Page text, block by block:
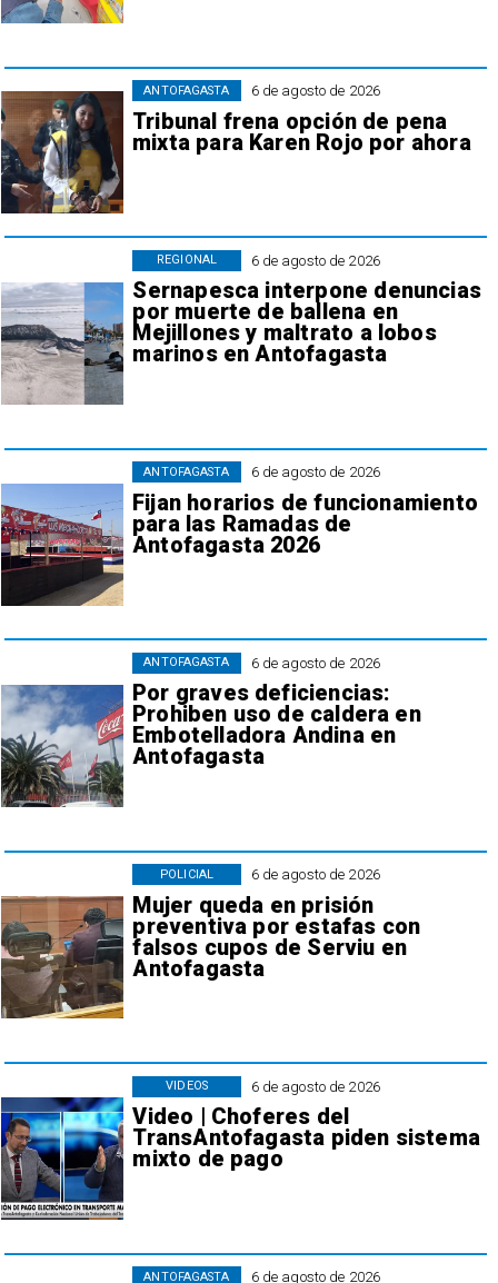
6 de agosto de 2026
Tribunal frena opción de pena
mixta para Karen Rojo por ahora
ANTOFAGASTA
6 de agosto de 2026
Sernapesca interpone denuncias
por muerte de ballena en
Mejillones y maltrato a lobos
marinos en Antofagasta
REGIONAL
6 de agosto de 2026
Fijan horarios de funcionamiento
para las Ramadas de
Antofagasta 2026
ANTOFAGASTA
6 de agosto de 2026
Por graves deficiencias:
Prohiben uso de caldera en
Embotelladora Andina en
Antofagasta
ANTOFAGASTA
6 de agosto de 2026
Mujer queda en prisión
preventiva por estafas con
falsos cupos de Serviu en
Antofagasta
POLICIAL
6 de agosto de 2026
Video | Choferes del
TransAntofagasta piden sistema
mixto de pago
VIDEOS
6 de agosto de 2026
ANTOFAGASTA